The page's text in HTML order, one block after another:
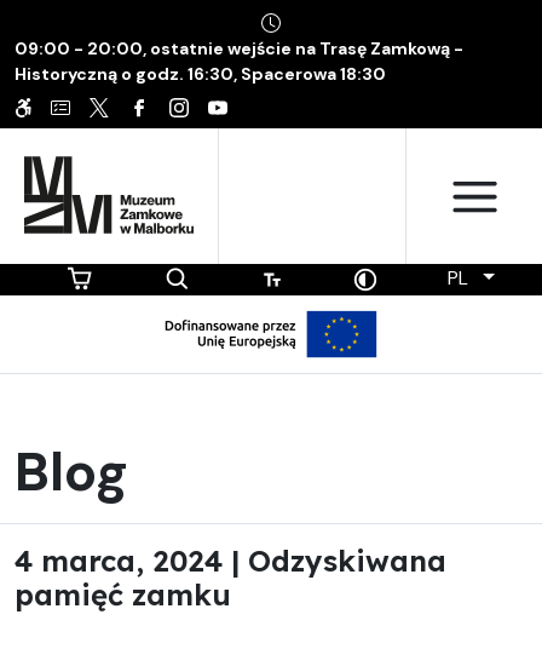
09:00 - 20:00, ostatnie wejście na Trasę Zamkową -
Historyczną o godz. 16:30, Spacerowa 18:30
PL
Blog
4 marca, 2024 | Odzyskiwana
pamięć zamku